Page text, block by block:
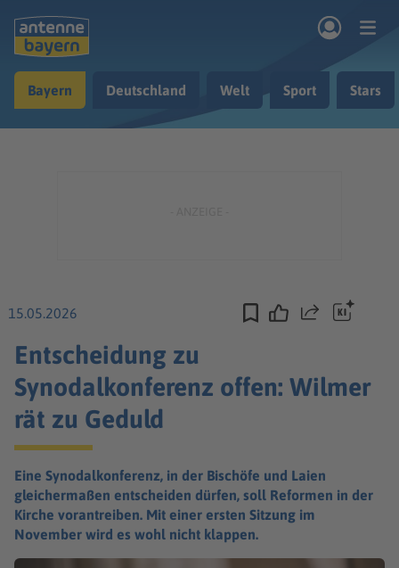
Musik & Radio
Bayern Deutschland Welt Sport Stars
15.05.2026 Teilen
Entscheidung zu
Synodalkonferenz offen: Wilmer
rät zu Geduld
Eine Synodalkonferenz, in der Bischöfe und Laien
gleichermaßen entscheiden dürfen, soll Reformen in der
Kirche vorantreiben. Mit einer ersten Sitzung im
November wird es wohl nicht klappen.